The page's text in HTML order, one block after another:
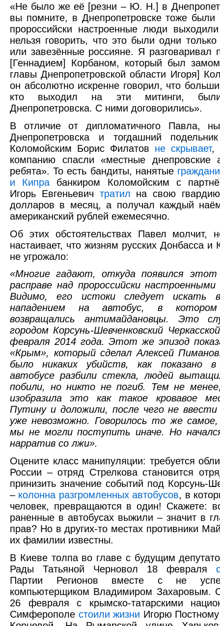
«Не было же её [резни – Ю. Н.] в
вы помните, в Днепропетровске тоже были
пророссийски настроенные люди
нельзя говорить, что это были одни только
или завезённые россияне. Я разговаривал
[Геннадием] Корбаном, который был замом
главы Днепропетровской области Игоря]
он абсолютно искренне говорил, что
кто выходил на эти митинги,
Днепропетровска. C ними договорились».
В отличие от дипломатичного Павла,
Днепропетровска и тогдашний
Коломойским Борис Филатов не скрывает,
компанию спасли «местные днепровские
ребята». То есть бандиты, нанятые
и Кипра банкиром Коломойским с
Игорь Евгеньевич тратил на свою
долларов в месяц, а получал каждый
американский рублей ежемесячно.
Об этих обстоятельствах Павел молчит,
настаивает, что жизням русских Донбасса и
не угрожало:
«Многие гадают, откуда появился
расправе над пророссийски
Видимо, его истоки следует искать
нападением на автобус, в
возвращались антимайдановцы. Это
городом Корсунь-Шевченковский
февраля 2014 года. Этот же эпизод
«Крым», который сделал Алексей
было никаких убийств, как показано
автобусе разбили стекла, людей
побили, но никто не погиб. Тем не
изобразила это как такое кровавое
Путину и доложили, после чего не ввести
уже невозможно. Говорилось то же
мы не могли поступить иначе. Но
нарратив со лжи».
Оцените класс манипуляции: требуется
России – отряд Стрелкова становится
принизить значение событий под Корсунь-
– колонна разгромленных автобусов, в
человек, превращаются в один! Скажете:
раненные в автобусах выжили – значит в
прав? Но в других-то местах противники
их фамилии известны.
В Киеве толпа во главе с будущим
Рады Татьяной Черновол 18 февраля
Партии Регионов вместе с не
компьютерщиком Владимиром Захаровым.
26 февраля с крымско-татарскими
Симферополе стоили жизни Игорю